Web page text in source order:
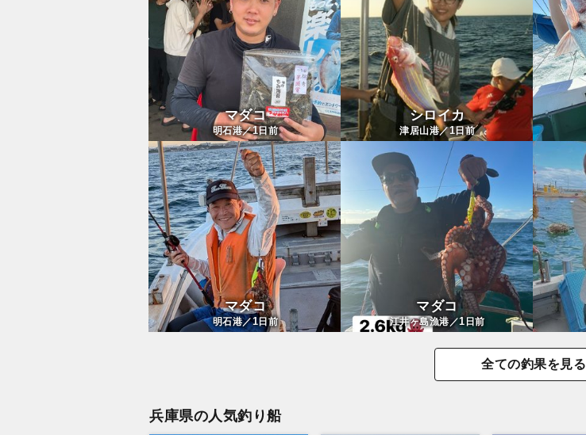
マダコ
明石港／1日前
シロイカ
津居山港／1日前
マダコ
明石港／1日前
マダコ
江井ヶ島漁港／1 日前
全ての釣果を見る
兵庫県の人気釣り船